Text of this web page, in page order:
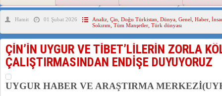
ANAHTAR PARTİ GENEL BAŞKANI AĞIRALİOĞLU :
ÇİN’İN DOĞU TÜRKİSTAN’DAKİ UYGULAMALARI
DİYANET AKADEMİSİ BAŞKANI DOÇ.DR.KAAN : DOĞU
Uygurlarda Düğün ve Cenaze Uygur
Hamit 01 Şubat 2026 Analiz Çin Doğu Türkistan Dünya Genel Haber
Sokırım Tüm Manşetler Türk dünyası
ÇİN’İN UYGUR VE TİBET’LİLERİN ZORLA
ÇALIŞTIRMASINDAN ENDİŞE DUYUYORUZ
UYGUR HABER VE ARAŞTIRMA